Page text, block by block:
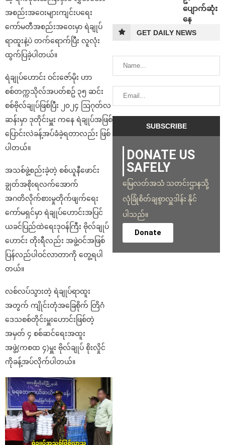
အစည်းအဝေးများကျင်းပရေး
ကော်မတီအစည်းအဝေးမှာ ရဲချုပ်
ရာထူးနဲ့ပဲ တက်ရောက်ပြီး လူလုံး
ထွက်ပြခဲ့ပါတယ်။
ရဲချုပ်ဟောင်း ဝင်းဇော်မိုး ဟာ
စစ်တက္ကသိုလ်အပတ်စဥ် ၃၅ ဆင်း
စစ်ဗိုလ်ချုပ်ဖြစ်ပြီး ၂၀၂၄ ဩဂုတ်လ
ဆန်းမှာ ဒုတိုင်းမှူး ကနေ ရဲချုပ်အဖြစ်
ပြောင်းလဲခန့်အပ်ခံခဲ့ရတာလည်း ဖြစ်
ပါတယ်။
အသစ်ဖွဲ့စည်းခဲ့တဲ့ စစ်ယူနီဖောင်း
ချွတ်အစိုးရလက်အောက်
အဂတိလိုက်စားမှုတိုက်ဖျက်ရေး
ကော်မရှင်မှာ ရဲချုပ်ဟောင်းအပြင်
ယခင်ပြည်ထဲရေးဒုဝန်ကြီး ဗိုလ်ချုပ်
ဟောင်း တိုးရီလည်း အဖွဲ့ဝင်အဖြစ်
ပြန်လည်ပါဝင်လာတာကို တွေ့ရပါ
တယ်။
လစ်လပ်သွားတဲ့ ရဲချုပ်ရာထူး
အတွက် ကျိုင်းတုံအခြေစိုက် တြိဂံ
ဒေသစစ်တိုင်းမှူးဟောင်းဖြစ်တဲ့
အမှတ် ၄ စစ်ဆင်ရေးအထူး
အဖွဲ့(ကစထ ၄)မှူး ဗိုလ်ချုပ် စိုးလှိုင်
ကိုခန့်အပ်လိုက်ပါတယ်။
ပျောက်ဆုံး
နေ
GET DAILY NEWS
DONATE US
SAFELY
မြေလတ်အသံ သတင်းဌာနသို့
လုံခြုံစိတ်ချစွာလှူဒါန်း နိုင်
ပါသည်။
Donate